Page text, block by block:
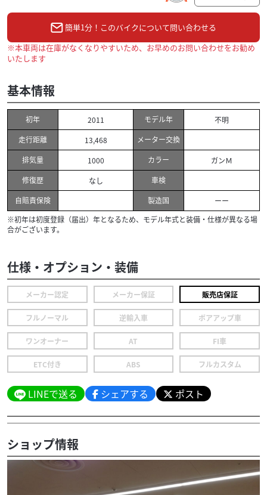
簡単1分！このバイクについて問い合わせる
※本車両は在庫がなくなりやすいため、お早めのお問い合わせをお勧め
いたします
基本情報
初年 2011 モデル年
不明
走行距離
13,468
メーター交換
排気量
1000 カラー
ガンＭ
修復歴
なし
車検
自賠責保険
製造国
ーー
※初年は初度登録（届出）年となるため、モデル年式と装備・仕様が異なる場
合がございます。
仕様・オプション・装備
メーカー認定 メーカー保証 販売店保証
フルノーマル 逆輸入車 ボアアップ車
ワンオーナー AT FI車
ETC付き ABS フルカスタム
LINEで送る シェアする ポスト
ショップ情報